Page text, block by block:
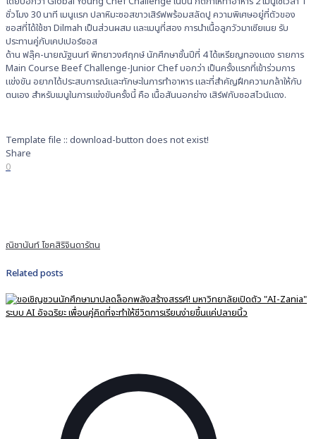
ชั่วโมง 30 นาที เมนูแรก ปลาหิมะซอสขาวเสิร์ฟพร้อมสลัดปู ความพิเศษอยู่ที่ตัวของ
ซอสที่ได้ใช้ชา Dilmah เป็นส่วนผสม และเมนูที่สอง การนำเนื้อลูกวัวมาเซียเนย รับ
ประทานคู่กับเคปเปอร์ซอส
ด้าน ฟลุ๊ค-นายณัฐนนท์ พิทยาวงศ์ฤกษ์ นักศึกษาชั้นปีที่ 4 ได้เหรียญทองแดง รายการ
Main Course Beef Challenge-Junior Chef บอกว่า เป็นครั้งแรกที่เข้าร่วมการ
แข่งขัน อยากได้ประสบการณ์และทักษะในการทำอาหาร และที่สำคัญฝึกความกล้าให้กับ
ตนเอง สำหรับเมนูในการแข่งขันครั้งนี้ คือ เนื้อสันนอกย่าง เสิร์ฟกับซอสไวน์แดง.
Template file :: download-button does not exist!
Share
0
ณิชานันท์ โชคสิริจินดารัตน
Related posts